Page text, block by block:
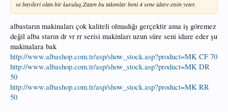
ve bayileri olan bir kuruluş.Zaten bu takımlar beni 4 sene idare etsin yeter.
albastarın makinaları çok kaliteli olmadığı gerçektir ama iş göremez
değil alba starın dr vr rr serisi makinları uzun süre seni idare eder şu
makinalara bak
http://www.albashop.com.tr/asp/show_stock.asp?product=MK CF 70
http://www.albashop.com.tr/asp/show_stock.asp?product=MK DR
50
http://www.albashop.com.tr/asp/show_stock.asp?product=MK RR
50